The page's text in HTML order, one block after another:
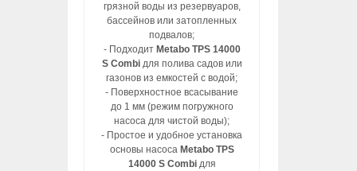
грязной воды из резервуаров,
бассейнов или затопленных
подвалов;
- Подходит Metabo TPS 14000
S Combiдля полива садов или
газонов из емкостей с водой;
- Поверхностное всасывание
до 1 мм (режим погружного
насоса для чистой воды);
- Простое и удобное установка
основы насоса Metabo TPS
14000 S Combiдля